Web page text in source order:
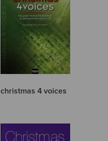
christmas 4 voices